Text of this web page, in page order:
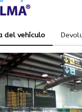
del vehículo